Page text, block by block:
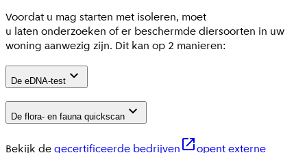
Voordat u mag starten met isoleren, moet
u laten onderzoeken of er beschermde diersoorten in uw
woning aanwezig zijn. Dit kan op 2 manieren:
De eDNA-test
De flora- en fauna quickscan
Bekijk degecertificeerde bedrijven
opent externe